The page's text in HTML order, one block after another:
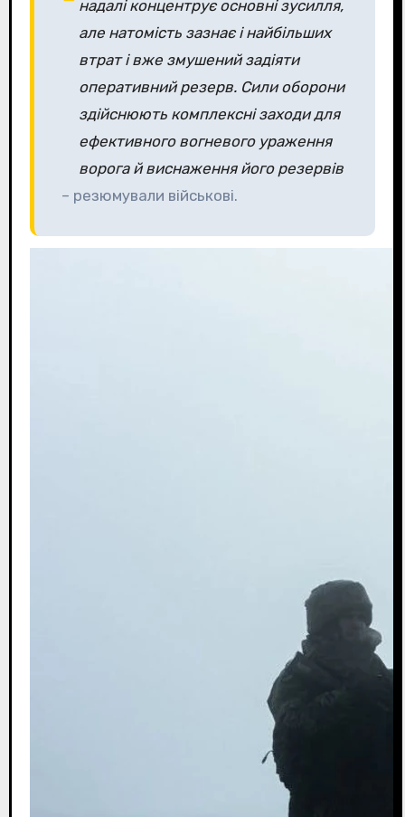
надалі концентрує основні зусилля,
але натомість зазнає і найбільших
втрат і вже змушений задіяти
оперативний резерв. Сили оборони
здійснюють комплексні заходи для
ефективного вогневого ураження
ворога й виснаження його резервів
– резюмували військові.